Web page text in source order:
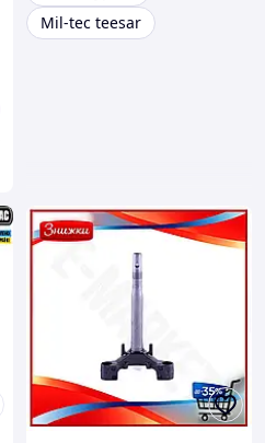
Mil-tec teesar